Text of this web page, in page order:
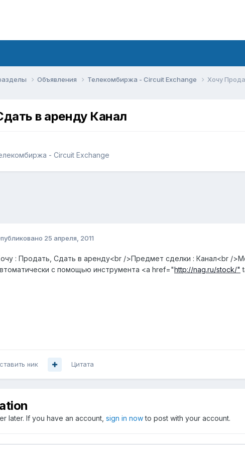
Объявления Телекомбиржа - Circuit Exchange Хочу
в аренду Канал
- Circuit Exchange
25 апреля, 2011
: Продать, Сдать в аренду<br />Предмет сделки : Канал<br /
с помощью инструмента <a href="http://nag.ru/stock/"
ник Цитата
later. If you have an account, sign in nowto post with your account.